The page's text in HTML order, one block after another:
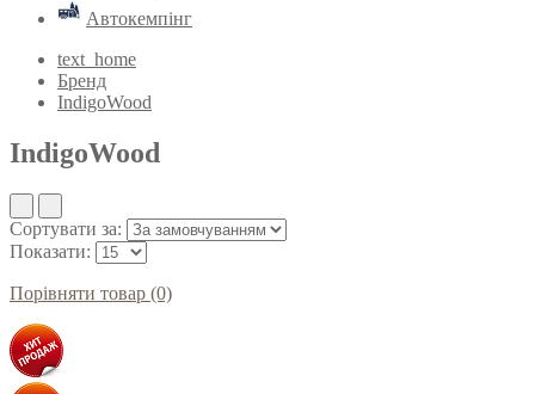
Автокемпінг
text_home
Бренд
IndigoWood
IndigoWood
Сортувати за:
Показати:
Порівняти товар (0)